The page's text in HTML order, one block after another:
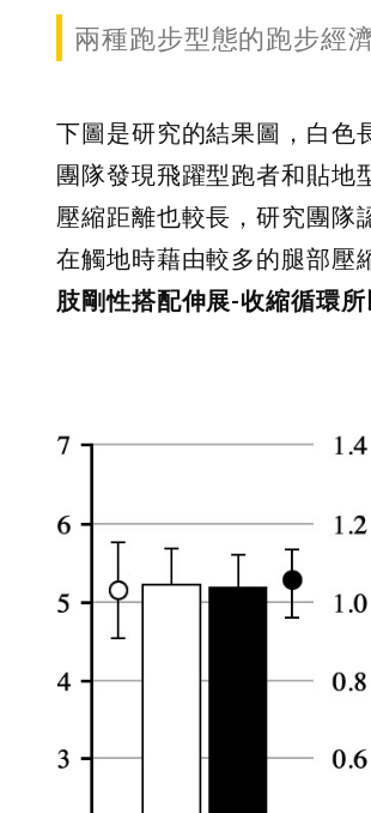
兩種跑步型態的跑步經
下圖是研究的結果圖，白色
團隊發現飛躍型跑者和貼地
壓縮距離也較長，研究團隊
在觸地時藉由較多的腿部壓
肢剛性搭配伸展-收縮循環